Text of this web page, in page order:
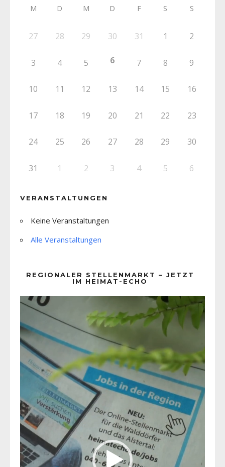
M D M D F S S
27 28 29 30 31 1 2
3 4 5 6 7 8 9
10 11 12 13 14 15 16
17 18 19 20 21 22 23
24 25 26 27 28 29 30
31 1 2 3 4 5 6
VERANSTALTUNGEN
Keine Veranstaltungen
Alle Veranstaltungen
REGIONALER STELLENMARKT – JETZT
IM HEIMAT-ECHO
Player